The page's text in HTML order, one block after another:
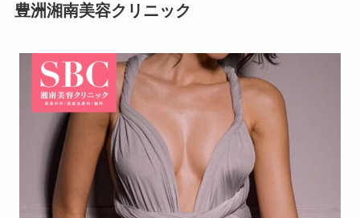
豊洲湘南美容クリニック